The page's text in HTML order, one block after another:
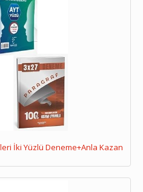
İki Yüzlü Deneme+Anla Kazan